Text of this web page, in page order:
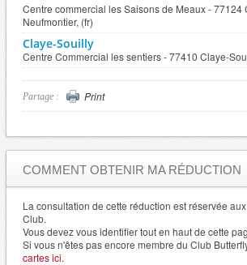
Centre commercial les Saisons de Meaux - 77124
Neufmontier, (fr)
Claye-Souilly
Centre Commercial les sentiers - 77410 Claye-
Partage : Print
COMMENT OBTENIR MA RÉDUCTION
La consultation de cette réduction est réservée
Club.
Vous devez vous identifier tout en haut de cette
Si vous n'êtes pas encore membre du Club
cartes ici.